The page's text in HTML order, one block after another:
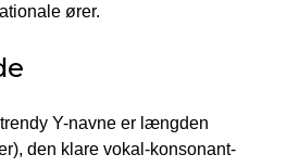
ører.
Y-navne er længden
den klare vokal-konsonant-